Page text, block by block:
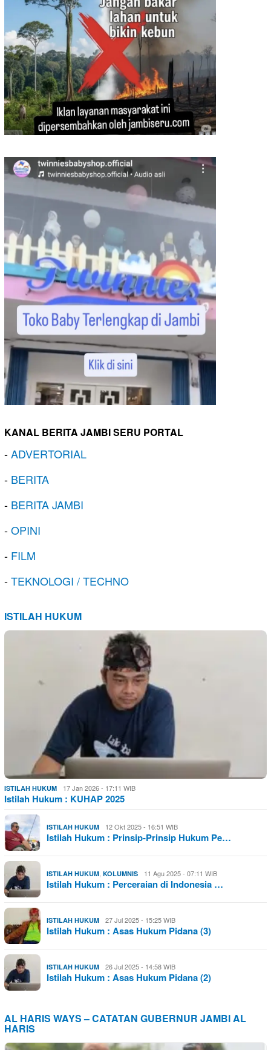
KANAL BERITA JAMBI SERU PORTAL
-ADVERTORIAL
- BERITA
- BERITA JAMBI
-OPINI
- FILM
-TEKNOLOGI / TECHNO
ISTILAH HUKUM
ISTILAH HUKUM 17 Jan 2026 - 17:11 WIB
Istilah Hukum : KUHAP 2025
ISTILAH HUKUM 12 Okt 2025 - 16:51 WIB
Istilah Hukum : Prinsip-Prinsip Hukum Pe…
ISTILAH HUKUM, KOLUMNIS 11 Agu 2025 - 07:11 WIB
Istilah Hukum : Perceraian di Indonesia …
ISTILAH HUKUM 27 Jul 2025 - 15:25 WIB
Istilah Hukum : Asas Hukum Pidana (3)
ISTILAH HUKUM 26 Jul 2025 - 14:58 WIB
Istilah Hukum : Asas Hukum Pidana (2)
AL HARIS WAYS – CATATAN GUBERNUR JAMBI AL
HARIS